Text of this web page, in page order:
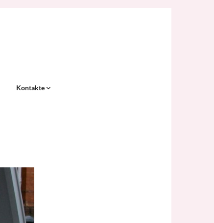
Kontakte